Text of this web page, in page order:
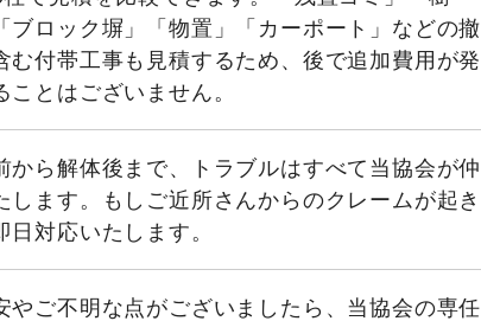
ブロック塀」「物置」「カーポート」などの撤
む付帯工事も見積するため、後で追加費用が発
ことはございません。
から解体後まで、トラブルはすべて当協会が仲
します。もしご近所さんからのクレームが起き
日対応いたします。
やご不明な点がございましたら、当協会の専任